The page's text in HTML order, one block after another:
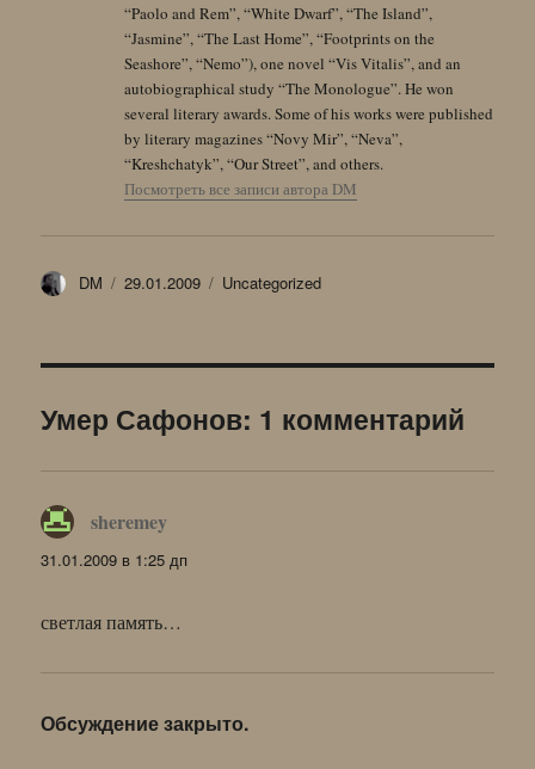
“Paolo and Rem”, “White Dwarf”, “The Island”,
“Jasmine”, “The Last Home”, “Footprints on the
Seashore”, “Nemo”), one novel “Vis Vitalis”, and an
autobiographical study “The Monologue”. He won
several literary awards. Some of his works were published
by literary magazines “Novy Mir”, “Neva”,
“Kreshchatyk”, “Our Street”, and others.
Посмотреть все записи автора DM
Автор
DM Опубликовано
29.01.2009 Рубрики
Uncategorized
Умер Сафонов: 1 комментарий
sheremey
31.01.2009 в 1:25 дп
светлая память…
Обсуждение закрыто.